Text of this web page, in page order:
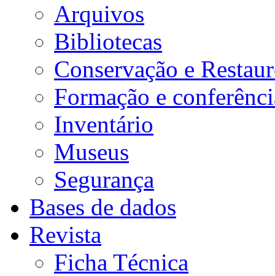
Arquivos
Bibliotecas
Conservação e
Formação e
Inventário
Museus
Segurança
Bases de dados
Revista
Ficha Técnica